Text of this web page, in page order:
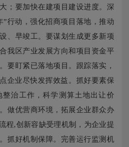
；要加快在建项目建设进度。深
”行动，强化招商项目落地，推动
、早竣工。要谋划生成更多新项
我区产业发展方向和项目资金平
要盯紧已落地项目。跟踪落实，
企业尽快发挥效益。抓好要素保
整治工作，科学测算土地出让价
做优营商环境，拓展企业群众办
程,创新容缺受理机制，为企业提
抓好机制保障。完善运行监测机